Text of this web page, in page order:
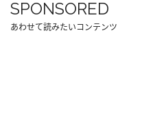
SPONSORED
あわせて読みたいコンテンツ